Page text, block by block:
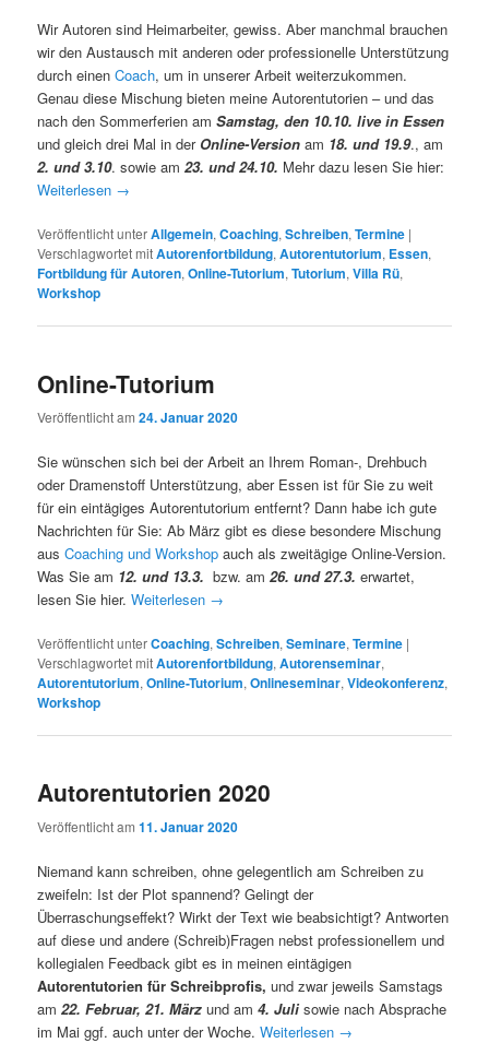
Wir Autoren sind Heimarbeiter, gewiss. Aber manchmal brauchen
wir den Austausch mit anderen oder professionelle Unterstützung
durch einenCoach, um in unserer Arbeit weiterzukommen.
Genau diese Mischung bieten meine Autorentutorien – und das
nach den Sommerferien am Samstag, den 10.10. live in Essen
und gleich drei Mal in der Online-Version am 18. und 19.9., am
2. und 3.10. sowie am23. und 24.10. Mehr dazu lesen Sie hier:
Weiterlesen →
Veröffentlicht unterAllgemein,Coaching,Schreiben,Termine |
Verschlagwortet mitAutorenfortbildung,Autorentutorium, Essen,
Fortbildung für Autoren,Online-Tutorium,Tutorium,Villa Rü,
Workshop
Online-Tutorium
Veröffentlicht am24. Januar 2020
Sie wünschen sich bei der Arbeit an Ihrem Roman-, Drehbuch
oder Dramenstoff Unterstützung, aber Essen ist für Sie zu weit
für ein eintägiges Autorentutorium entfernt? Dann habe ich gute
Nachrichten für Sie: Ab März gibt es diese besondere Mischung
ausCoaching und Workshop auch als zweitägige Online-Version.
Was Sie am 12. und 13.3. bzw. am26. und 27.3. erwartet,
lesen Sie hier.Weiterlesen →
Veröffentlicht unterCoaching,Schreiben,Seminare,Termine |
Verschlagwortet mitAutorenfortbildung,Autorenseminar,
Autorentutorium,Online-Tutorium,Onlineseminar,Videokonferenz,
Workshop
Autorentutorien 2020
Veröffentlicht am11. Januar 2020
Niemand kann schreiben, ohne gelegentlich am Schreiben zu
zweifeln: Ist der Plot spannend? Gelingt der
Überraschungseffekt? Wirkt der Text wie beabsichtigt? Antworten
auf diese und andere (Schreib)Fragen nebst professionellem und
kollegialen Feedback gibt es in meinen eintägigen
Autorentutorien für Schreibprofis, und zwar jeweils Samstags
am22. Februar, 21. Märzund am4. Juli sowie nach Absprache
im Mai ggf. auch unter der Woche.Weiterlesen →